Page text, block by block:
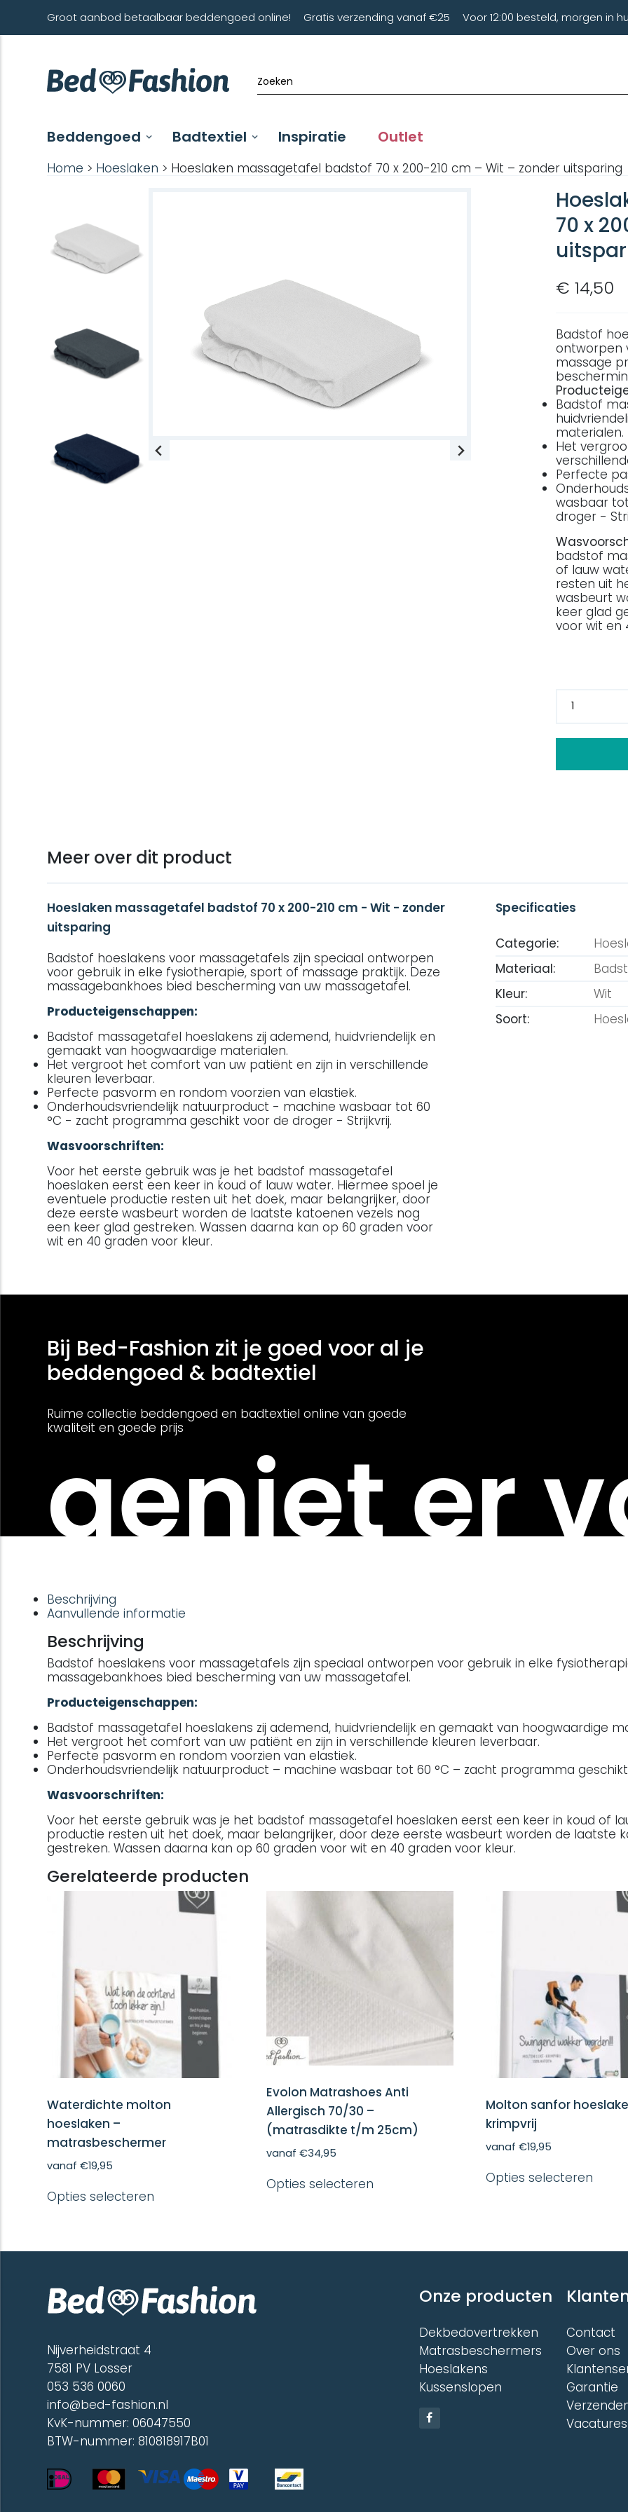
Groot aanbod betaalbaar beddengoed online! Gratis verzending vanaf €25 Voor 12:00 besteld, morgen in
Beddengoed Badtextiel Inspiratie Outlet
Home > Hoeslaken > Hoeslaken massagetafel badstof 70 x 200-210 cm – Wit – zonder uitsparing
70 x
€ 14,50
Badstof
ontworpen
massage
Badstof
materialen.
Het
Perfecte
wasbaar
droger -
badstof
of lauw
resten uit
wasbeurt
keer glad
voor wit en
Meer over dit product
Hoeslaken massagetafel badstof 70 x 200-210 cm - Wit - zonder
uitsparing
Badstof hoeslakens voor massagetafels zijn speciaal ontworpen
voor gebruik in elke fysiotherapie, sport of massage praktijk. Deze
massagebankhoes bied bescherming van uw massagetafel.
Producteigenschappen:
Badstof massagetafel hoeslakens zij ademend, huidvriendelijk en
gemaakt van hoogwaardige materialen.
Het vergroot het comfort van uw patiënt en zijn in verschillende
kleuren leverbaar.
Perfecte pasvorm en rondom voorzien van elastiek.
Onderhoudsvriendelijk natuurproduct - machine wasbaar tot 60
°C - zacht programma geschikt voor de droger - Strijkvrij.
Wasvoorschriften:
Voor het eerste gebruik was je het badstof massagetafel
hoeslaken eerst een keer in koud of lauw water. Hiermee spoel je
eventuele productie resten uit het doek, maar belangrijker, door
deze eerste wasbeurt worden de laatste katoenen vezels nog
een keer glad gestreken. Wassen daarna kan op 60 graden voor
wit en 40 graden voor kleur.
Specificaties
Categorie:
Materiaal:
Kleur:
Wit
Soort:
Bij Bed-Fashion zit je goed voor al je
beddengoed & badtextiel
Ruime collectie beddengoed en badtextiel online van goede
kwaliteit en goede prijs
geniet er
Beschrijving
Aanvullende informatie
Beschrijving
Badstof hoeslakens voor massagetafels zijn speciaal ontworpen voor gebruik in elke
massagebankhoes bied bescherming van uw massagetafel.
Producteigenschappen:
Badstof massagetafel hoeslakens zij ademend, huidvriendelijk en gemaakt van hoogwaardige
Het vergroot het comfort van uw patiënt en zijn in verschillende kleuren leverbaar.
Perfecte pasvorm en rondom voorzien van elastiek.
Onderhoudsvriendelijk natuurproduct – machine wasbaar tot 60 °C – zacht programma
Wasvoorschriften:
Voor het eerste gebruik was je het badstof massagetafel hoeslaken eerst een keer in koud of
productie resten uit het doek, maar belangrijker, door deze eerste wasbeurt worden de laatste
gestreken. Wassen daarna kan op 60 graden voor wit en 40 graden voor kleur.
Gerelateerde producten
Waterdichte molton
hoeslaken –
matrasbeschermer
vanaf€19,95
Opties selecteren
Deze
gekozen
worden
Evolon Matrashoes Anti
Allergisch 70/30 –
(matrasdikte t/m 25cm)
vanaf €34,95
Opties selecterenproduct
optie
productpagina
Molton sanfor
krimpvrij
vanaf €19,95
Opties selecteren
optie
op
Nijverheidstraat 4
7581 PV Losser
053 536 0060
info@bed-fashion.nl
KvK-nummer: 06047550
BTW-nummer: 810818917B01
Onze producten
Dekbedovertrekken
Matrasbeschermers
Hoeslakens
Kussenslopen
Contact
Over ons
Garantie
Vacatures